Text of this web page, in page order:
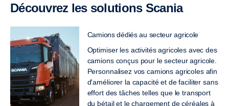
Découvrez les solutions Scania
Camions dédiés au secteur agricole
Optimiser les activités agricoles avec des
camions conçus pour le secteur agricole.
Personnalisez vos camions agricoles afin
d'améliorer la capacité et de faciliter sans
effort des tâches telles que le transport
du bétail et le chargement de céréales à